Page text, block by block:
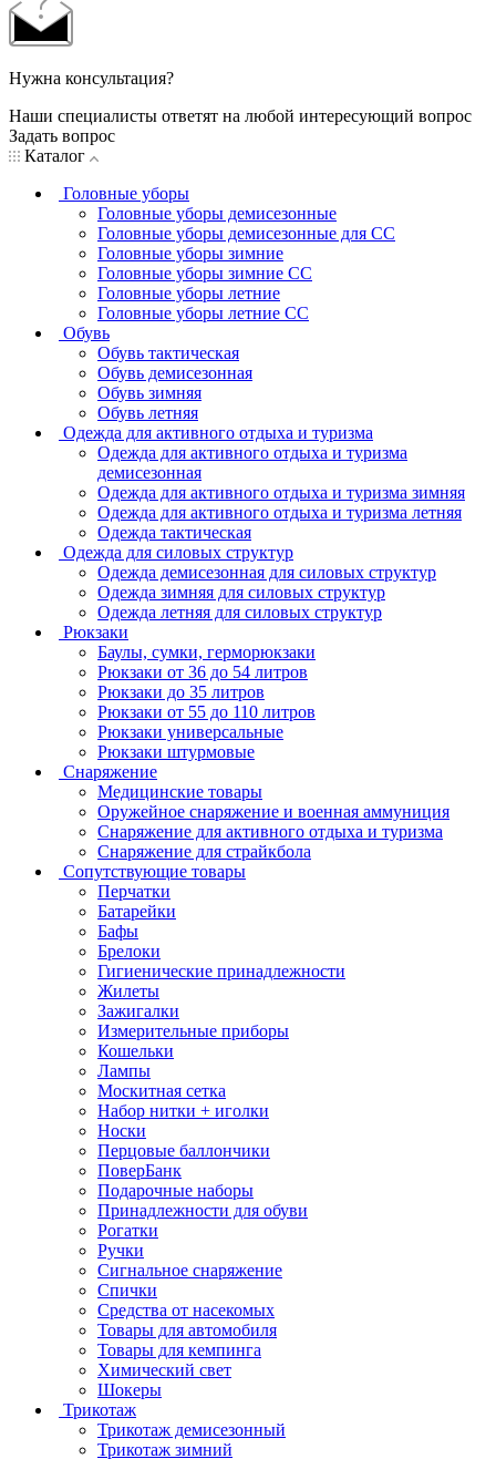
Нужна консультация?
Наши специалисты ответят на любой интересующий вопрос
Задать вопрос
Каталог
Головные уборы
Головные уборы демисезонные
Головные уборы демисезонные для СС
Головные уборы зимние
Головные уборы зимние СС
Головные уборы летние
Головные уборы летние СС
Обувь
Обувь тактическая
Обувь демисезонная
Обувь зимняя
Обувь летняя
Одежда для активного отдыха и туризма
Одежда для активного отдыха и туризма
демисезонная
Одежда для активного отдыха и туризма зимняя
Одежда для активного отдыха и туризма летняя
Одежда тактическая
Одежда для силовых структур
Одежда демисезонная для силовых структур
Одежда зимняя для силовых структур
Одежда летняя для силовых структур
Рюкзаки
Баулы, сумки, герморюкзаки
Рюкзаки от 36 до 54 литров
Рюкзаки до 35 литров
Рюкзаки от 55 до 110 литров
Рюкзаки универсальные
Рюкзаки штурмовые
Снаряжение
Медицинские товары
Оружейное снаряжение и военная аммуниция
Снаряжение для активного отдыха и туризма
Снаряжение для страйкбола
Сопутствующие товары
Перчатки
Батарейки
Бафы
Брелоки
Гигиенические принадлежности
Жилеты
Зажигалки
Измерительные приборы
Кошельки
Лампы
Москитная сетка
Набор нитки + иголки
Носки
Перцовые баллончики
ПоверБанк
Подарочные наборы
Принадлежности для обуви
Рогатки
Ручки
Сигнальное снаряжение
Спички
Средства от насекомых
Товары для автомобиля
Товары для кемпинга
Химический свет
Шокеры
Трикотаж
Трикотаж демисезонный
Трикотаж зимний